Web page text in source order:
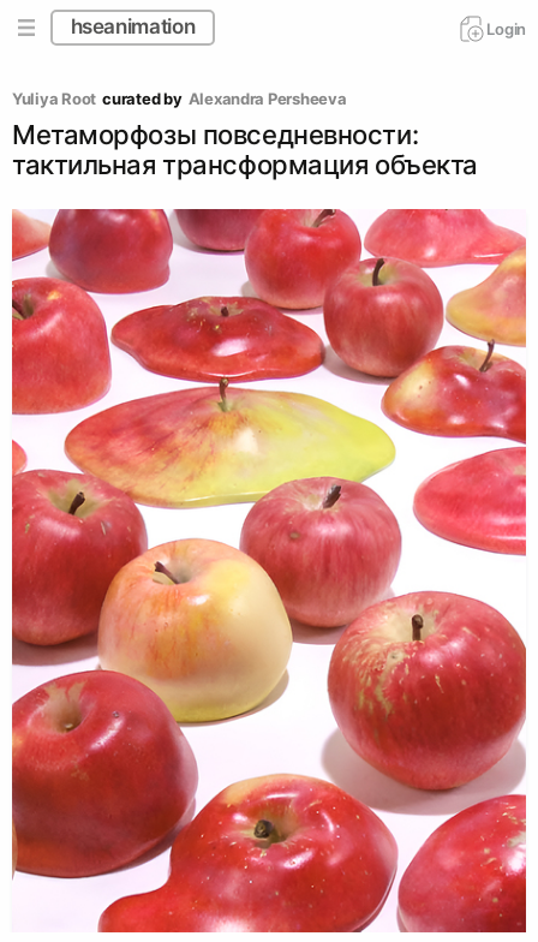
hseanimation Login
Yuliya Root curated by Alexandra Persheeva
Метаморфозы повседневности:
тактильная трансформация объекта